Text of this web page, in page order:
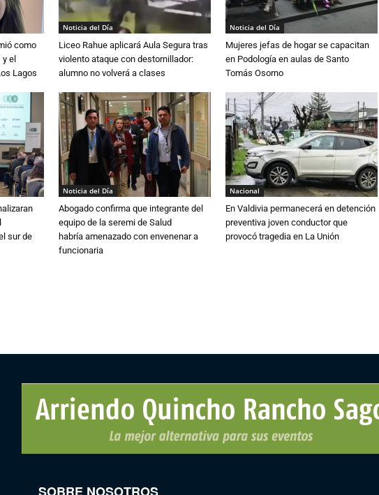
como
el
Lagos
Noticia del Día
Liceo Rahue aplicará Aula Segura tras
violento ataque con destornillador:
alumno no volverá a clases
Noticia del Día
Mujeres jefas de hogar se capacitan
en Podología en aulas de Santo
Tomás Osorno
sur de
Noticia del Día
Abogado confirma que integrante del
equipo de la seremi de Salud
habría amenazado con envenenar a
funcionaria
Nacional
En Valdivia permanecerá en detención
preventiva joven conductor que
provocó tragedia en La Unión